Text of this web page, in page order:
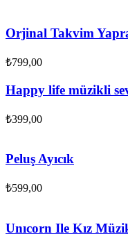
Orjinal Takvim
₺799,00
Happy life müzikli
₺399,00
Peluş Ayıcık
₺599,00
Unıcorn Ile Kız